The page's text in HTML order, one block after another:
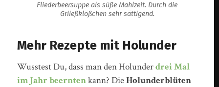
Fliederbeersuppe als süße Mahlzeit. Durch die
Griießklößchen sehr sättigend.
Mehr Rezepte mit Holunder
Wusstest Du, dass man den Holunderdrei Mal
im Jahr beerntenkann? DieHolunderblüten